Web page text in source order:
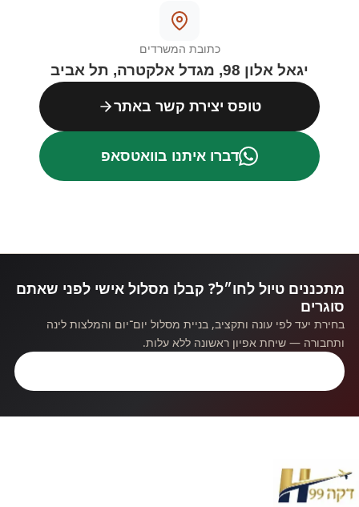
כתובת המשרדים
יגאל אלון 98, מגדל אלקטרה, תל אביב
טופס יצירת קשר באתר
דברו איתנו בוואטסאפ
מתכננים טיול לחו״ל? קבלו מסלול אישי לפני שאתם
סוגרים
בחירת יעד לפי עונה ותקציב, בניית מסלול יום־יום והמלצות לינה
ותחבורה — שיחת אפיון ראשונה ללא עלות.